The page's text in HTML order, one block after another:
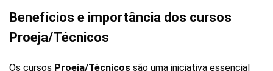
Benefícios e importância dos cursos
Proeja/Técnicos
Os cursos Proeja/Técnicos são uma iniciativa essencial